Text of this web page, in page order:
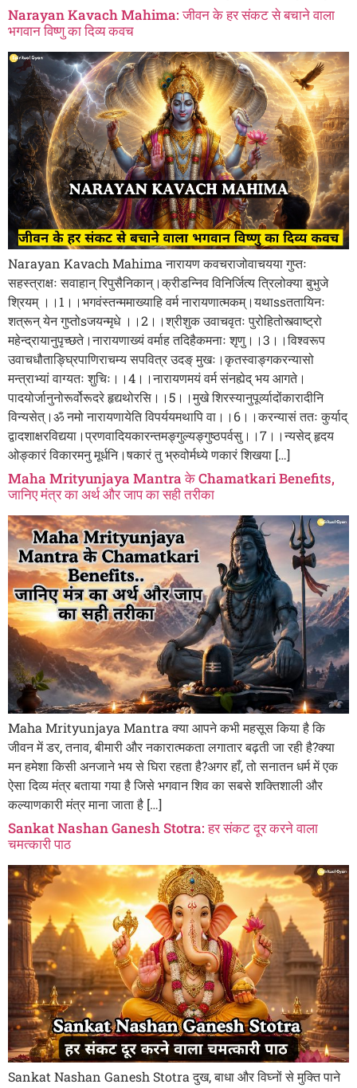
Narayan Kavach Mahima: जीवन के हर संकट से बचाने वाला
भगवान विष्णु का दिव्य कवच
Narayan Kavach Mahima नारायण कवचराजोवाचयया गुप्तः
सहस्त्राक्षः सवाहान् रिपुसैनिकान्।क्रीडन्निव विनिर्जित्य त्रिलोक्या बुभुजे
श्रियम् ।।1।।भगवंस्तन्ममाख्याहि वर्म नारायणात्मकम्।यथाssततायिनः
शत्रून् येन गुप्तोsजयन्मृधे ।।2।।श्रीशुक उवाचवृतः पुरोहितोस्त्वाष्ट्रो
महेन्द्रायानुपृच्छते।नारायणाख्यं वर्माह तदिहैकमनाः शृणु।।3।।विश्वरूप
उवाचधौताङ्घ्रिपाणिराचम्य सपवित्र उदङ् मुखः।कृतस्वाङ्गकरन्यासो
मन्त्राभ्यां वाग्यतः शुचिः।।4।।नारायणमयं वर्म संनह्येद् भय आगते।
पादयोर्जानुनोरूर्वोरूदरे हृद्यथोरसि।।5।।मुखे शिरस्यानुपूर्व्यादोंकारादीनि
विन्यसेत्।ॐ नमो नारायणायेति विपर्ययमथापि वा।।6।।करन्यासं ततः कुर्याद्
द्वादशाक्षरविद्यया।प्रणवादियकारन्तमङ्गुल्यङ्गुष्ठपर्वसु।।7।।न्यसेद् हृदय
ओङ्कारं विकारमनु मूर्धनि।षकारं तु भ्रुवोर्मध्ये णकारं शिखया […]
Maha Mrityunjaya Mantra के Chamatkari Benefits,
जानिए मंत्र का अर्थ और जाप का सही तरीका
Maha Mrityunjaya Mantra क्या आपने कभी महसूस किया है कि
जीवन में डर, तनाव, बीमारी और नकारात्मकता लगातार बढ़ती जा रही है?क्या
मन हमेशा किसी अनजाने भय से घिरा रहता है?अगर हाँ, तो सनातन धर्म में एक
ऐसा दिव्य मंत्र बताया गया है जिसे भगवान शिव का सबसे शक्तिशाली और
कल्याणकारी मंत्र माना जाता है […]
Sankat Nashan Ganesh Stotra: हर संकट दूर करने वाला
चमत्कारी पाठ
Sankat Nashan Ganesh Stotra दुख, बाधा और विघ्नों से मुक्ति पाने